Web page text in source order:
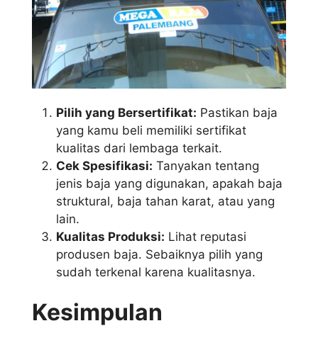
Pilih yang Bersertifikat: Pastikan baja
yang kamu beli memiliki sertifikat
kualitas dari lembaga terkait.
Cek Spesifikasi: Tanyakan tentang
jenis baja yang digunakan, apakah baja
struktural, baja tahan karat, atau yang
lain.
Kualitas Produksi: Lihat reputasi
produsen baja. Sebaiknya pilih yang
sudah terkenal karena kualitasnya.
Kesimpulan